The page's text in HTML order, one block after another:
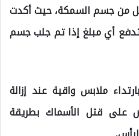
من جسم السمكة، حيث أكدت
تدفع أي مبلغ إذا تم جلب جسم
ملابس واقية عند إزالة
على قتل الأسماك بطريقة